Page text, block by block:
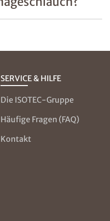
SERVICE & HILFE
Die ISOTEC-Gruppe
Häufige Fragen (FAQ)
Kontakt